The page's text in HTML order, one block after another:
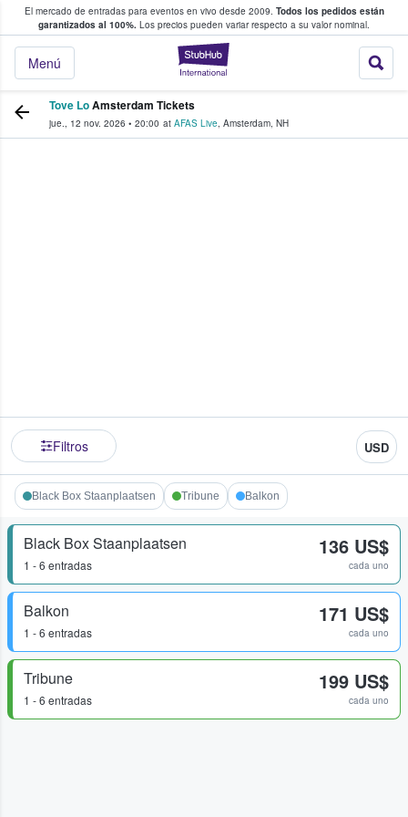
El mercado de entradas para eventos en vivo desde 2009. Todos los pedidos están
garantizados al 100%. Los precios pueden variar respecto a su valor nominal.
StubHub:
Menú
y venta de entradas entre fans
Tove LoAmsterdam Tickets
jue., 12 nov. 2026 • 20:00 at AFAS Live, Amsterdam, NH
Filtros USD
Black Box Staanplaatsen Tribune Balkon
Black Box Staanplaatsen
1 - 6 entradas
136 US$
cada uno
Balkon
1 - 6 entradas
171 US$
cada uno
Tribune
1 - 6 entradas
199 US$
cada uno